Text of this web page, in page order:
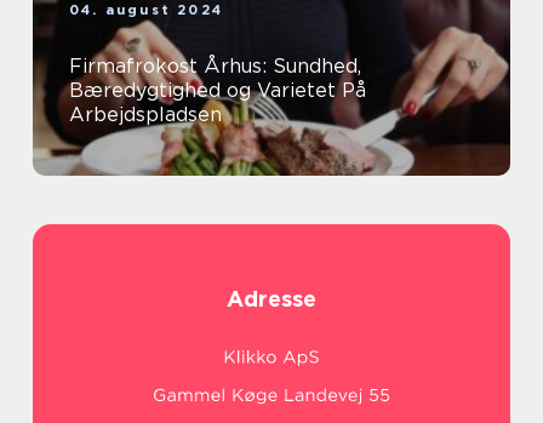
04. august 2024
Firmafrokost Århus: Sundhed,
Bæredygtighed og Varietet På
Arbejdspladsen
Adresse